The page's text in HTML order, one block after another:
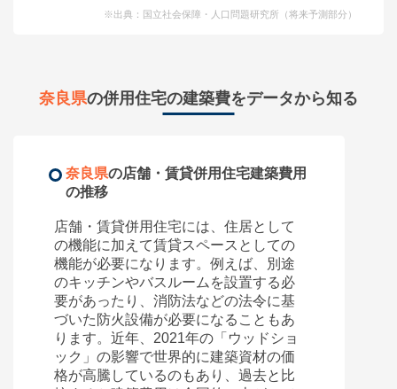
※出典：国立社会保障・人口問題研究所（将来予測部分）
奈良県の併用住宅の建築費をデータから知る
奈良県の店舗・賃貸併用住宅建築費用
の推移
店舗・賃貸併用住宅には、住居として
の機能に加えて賃貸スペースとしての
機能が必要になります。例えば、別途
のキッチンやバスルームを設置する必
要があったり、消防法などの法令に基
づいた防火設備が必要になることもあ
ります。近年、2021年の「ウッドショ
ック」の影響で世界的に建築資材の価
格が高騰しているのもあり、過去と比